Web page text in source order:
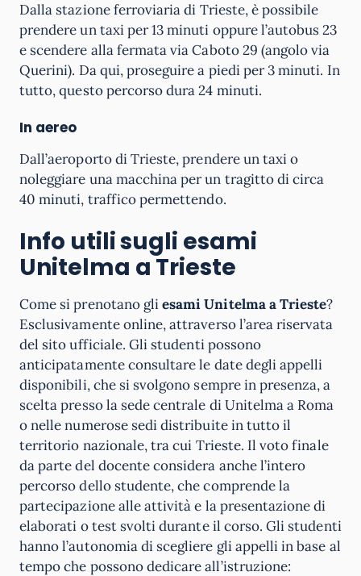
Dalla stazione ferroviaria di Trieste, è possibile
prendere un taxi per 13 minuti oppure l’autobus 23
e scendere alla fermata via Caboto 29 (angolo via
Querini). Da qui, proseguire a piedi per 3 minuti. In
tutto, questo percorso dura 24 minuti.
In aereo
Dall’aeroporto di Trieste, prendere un taxi o
noleggiare una macchina per un tragitto di circa
40 minuti, traffico permettendo.
Info utili sugli esami
Unitelma a Trieste
Come si prenotano gliesami Unitelma a Trieste?
Esclusivamente online, attraverso l’area riservata
del sito ufficiale. Gli studenti possono
anticipatamente consultare le date degli appelli
disponibili, che si svolgono sempre in presenza, a
scelta presso la sede centrale di Unitelma a Roma
o nelle numerose sedi distribuite in tutto il
territorio nazionale, tra cui Trieste. Il voto finale
da parte del docente considera anche l’intero
percorso dello studente, che comprende la
partecipazione alle attività e la presentazione di
elaborati o test svolti durante il corso. Gli studenti
hanno l’autonomia di scegliere gli appelli in base al
tempo che possono dedicare all’istruzione: